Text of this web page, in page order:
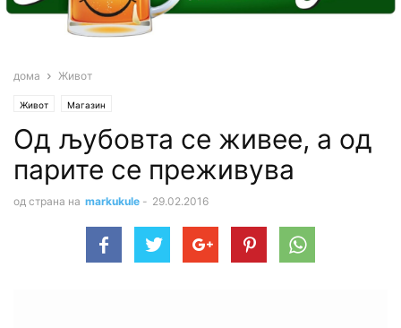
дома Живот
Живот Магазин
Од љубовта се живее, а од
парите се преживува
од страна на markukule - 29.02.2016